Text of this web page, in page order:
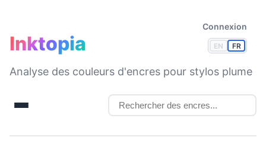
EN FR
Connexion
Inktopia
Analyse des couleurs d'encres pour stylos plume